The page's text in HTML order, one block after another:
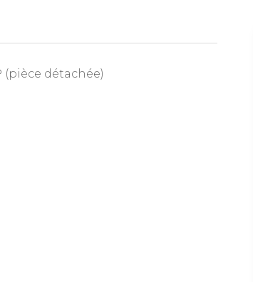
détachée)